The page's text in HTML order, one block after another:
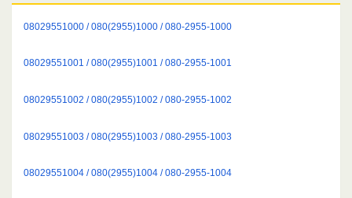
08029551000 / 080(2955)1000 / 080-2955-1000
08029551001 / 080(2955)1001 / 080-2955-1001
08029551002 / 080(2955)1002 / 080-2955-1002
08029551003 / 080(2955)1003 / 080-2955-1003
08029551004 / 080(2955)1004 / 080-2955-1004